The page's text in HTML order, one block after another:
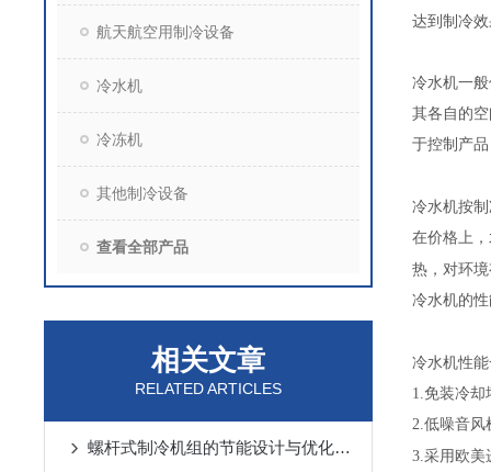
航天航空用制冷设备
冷水机
冷冻机
其他制冷设备
查看全部产品
相关文章
RELATED ARTICLES
螺杆式制冷机组的节能设计与优化策略
达到制冷
冷水机一
其各自的
于控制产
冷水机按
在价格上
热，对环
冷水机的
冷水机性
1.免装冷却
2.低噪音风
3.采用欧美